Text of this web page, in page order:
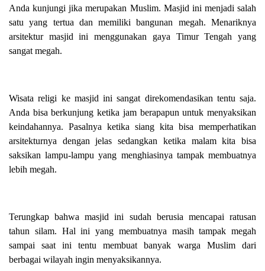
Anda kunjungi jika merupakan Muslim. Masjid ini menjadi salah
satu yang tertua dan memiliki bangunan megah. Menariknya
arsitektur masjid ini menggunakan gaya Timur Tengah yang
sangat megah.
Wisata religi ke masjid ini sangat direkomendasikan tentu saja.
Anda bisa berkunjung ketika jam berapapun untuk menyaksikan
keindahannya. Pasalnya ketika siang kita bisa memperhatikan
arsitekturnya dengan jelas sedangkan ketika malam kita bisa
saksikan lampu-lampu yang menghiasinya tampak membuatnya
lebih megah.
Terungkap bahwa masjid ini sudah berusia mencapai ratusan
tahun silam. Hal ini yang membuatnya masih tampak megah
sampai saat ini tentu membuat banyak warga Muslim dari
berbagai wilayah ingin menyaksikannya.